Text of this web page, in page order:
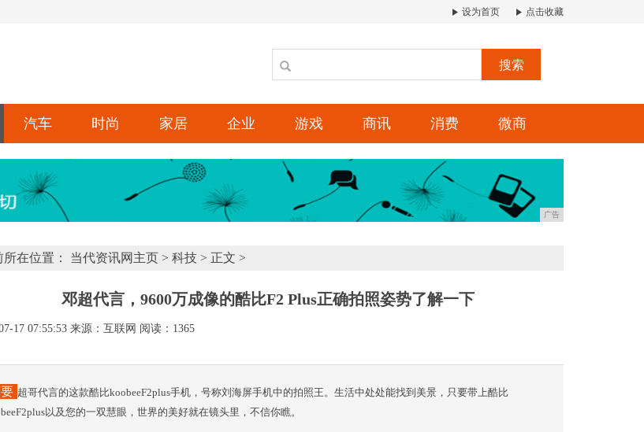
设为首页 点击收藏
搜索
汽车 时尚 家居 企业 游戏 商讯 消费 微商
广告
所在位置： 当代资讯网主页 > 科技 > 正文 >
邓超代言，9600万成像的酷比F2 Plus正确拍照姿势了解一下
17 07:55:53 来源：互联网 阅读：1365
超哥代言的这款酷比koobeeF2plus手机，号称刘海屏手机中的拍照王。生活中处处能找到美景，只要带上酷比
以及您的一双慧眼，世界的美好就在镜头里，不信你瞧。